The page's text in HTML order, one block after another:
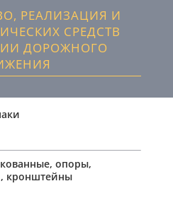
РЕАЛИЗАЦИЯ И
СРЕДСТВ
ДОРОЖНОГО
опоры,
кронштейны